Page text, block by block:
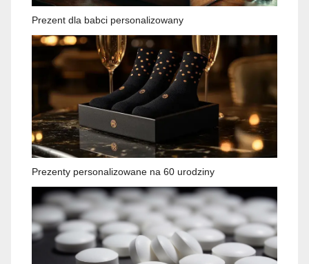
Prezent dla babci personalizowany
Prezenty personalizowane na 60 urodziny